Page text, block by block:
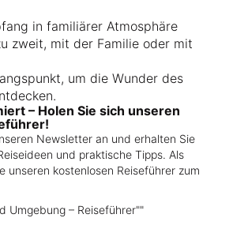
in familiärer Atmosphäre
zweit, mit der Familie oder mit
um die Wunder des
– Holen Sie sich unseren
Newsletter an und erhalten Sie
und praktische Tipps. Als
unseren kostenlosen Reiseführer zum
Umgebung – Reiseführer""